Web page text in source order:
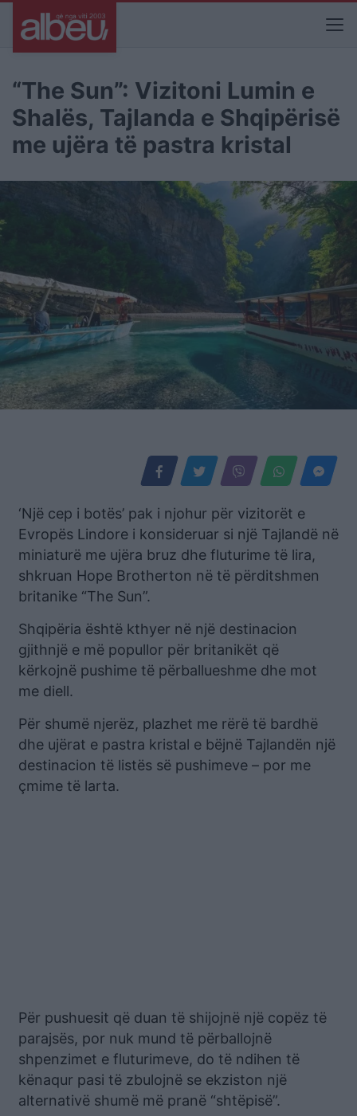
“The Sun”: Vizitoni Lumin e
Shalës, Tajlanda e Shqipërisë
me ujëra të pastra kristal
‘Një cep i botës’ pak i njohur për vizitorët e
Evropës Lindore i konsideruar si një Tajlandë në
miniaturë me ujëra bruz dhe fluturime të lira,
shkruan Hope Brotherton në të përditshmen
britanike “The Sun”.
Shqipëria është kthyer në një destinacion
gjithnjë e më popullor për britanikët që
kërkojnë pushime të përballueshme dhe mot
me diell.
Për shumë njerëz, plazhet me rërë të bardhë
dhe ujërat e pastra kristal e bëjnë Tajlandën një
destinacion të listës së pushimeve – por me
çmime të larta.
Për pushuesit që duan të shijojnë një copëz të
parajsës, por nuk mund të përballojnë
shpenzimet e fluturimeve, do të ndihen të
kënaqur pasi të zbulojnë se ekziston një
alternativë shumë më pranë “shtëpisë”.